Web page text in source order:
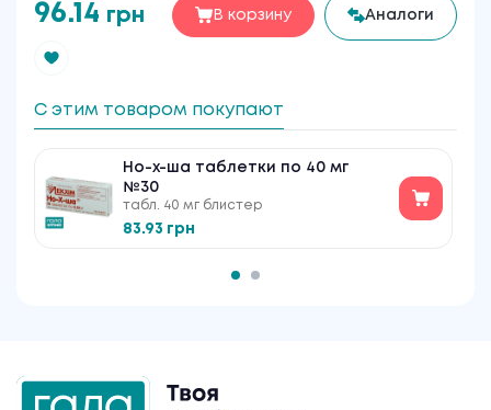
96.14 грн В корзину Аналоги
С этим товаром покупают
Но-х-ша таблетки по 40 мг
№30
табл. 40 мг блистер
83.93 грн